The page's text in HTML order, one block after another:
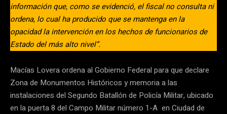
información que, como se evidenció, el fiscal no consulta ni
ordena, lo cual ha producido que se mantenga en la
opacidad la intervención en los hechos de funcionarios de
Estado del más alto nivel”.
Macías Lovera ordena al Gobierno Federal para que declare
Zona de Monumentos Históricos y memoria a las
instalaciones del Segundo Batallón de Policía Militar, ubicado
en la puerta 8 del Campo Militar número 1-A en Ciudad de